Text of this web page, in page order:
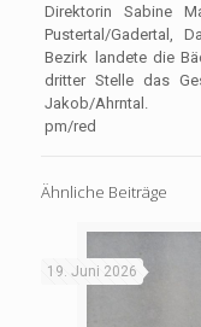
Direktorin Sabine
Pustertal/Gadertal,
Bezirk landete die
dritter Stelle das
Jakob/Ahrntal.
pm/red
Ähnliche Beiträge
19. Juni 2026